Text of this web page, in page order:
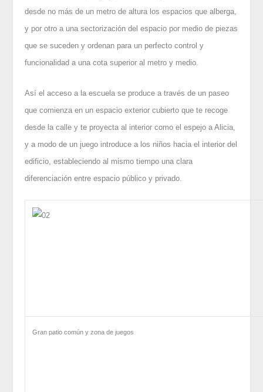
desde no más de un metro de altura los espacios que alberga,
y por otro a una sectorización del espacio por medio de piezas
que se suceden y ordenan para un perfecto control y
funcionalidad a una cota superior al metro y medio.
Así el acceso a la escuela se produce a través de un paseo
que comienza en un espacio exterior cubierto que te recoge
desde la calle y te proyecta al interior como el espejo a Alicia,
y a modo de un juego introduce a los niños hacia el interior del
edificio, estableciendo al mismo tiempo una clara
diferenciación entre espacio público y privado.
Gran patio común y zona de juegos